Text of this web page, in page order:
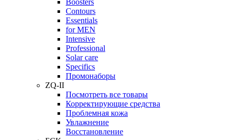
Boosters
Contours
Essentials
for MEN
Intensive
Professional
Solar care
Specifics
Промонаборы
ZQ-II
Посмотреть все товары
Корректирующие средства
Проблемная кожа
Увлажнение
Восстановление